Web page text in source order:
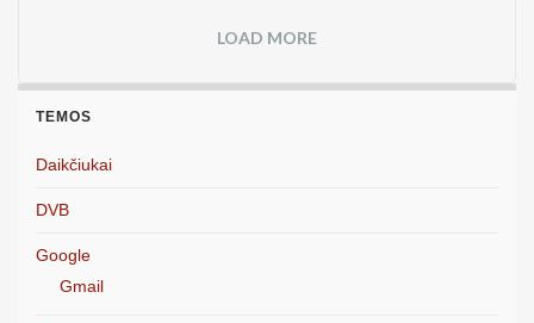
LOAD MORE
TEMOS
Daikčiukai
DVB
Google
Gmail